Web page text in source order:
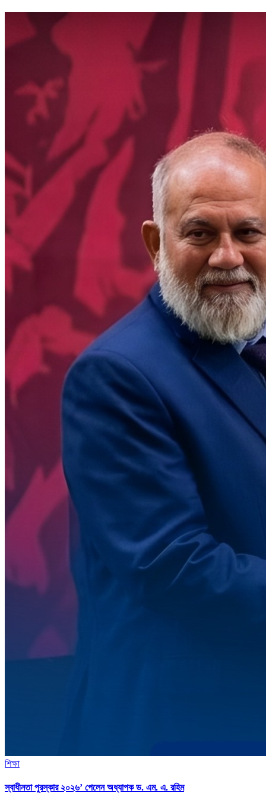
শিক্ষা
স্বাধীনতা পুরস্কার ২০২৬’ পেলেন অধ্যাপক ড. এম. এ. রহিম